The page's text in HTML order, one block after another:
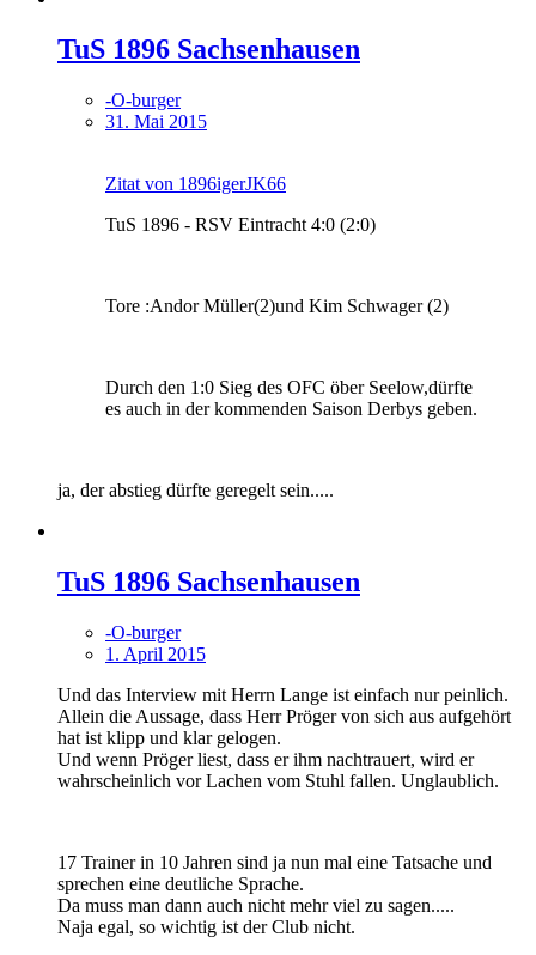
TuS 1896 Sachsenhausen
-O-burger
31. Mai 2015
Zitat von 1896igerJK66
TuS 1896 - RSV Eintracht 4:0 (2:0)
Tore :Andor Müller(2)und Kim Schwager (2)
Durch den 1:0 Sieg des OFC öber Seelow,dürfte
es auch in der kommenden Saison Derbys geben.
ja, der abstieg dürfte geregelt sein.....
TuS 1896 Sachsenhausen
-O-burger
1. April 2015
Und das Interview mit Herrn Lange ist einfach nur peinlich.
Allein die Aussage, dass Herr Pröger von sich aus aufgehört
hat ist klipp und klar gelogen.
Und wenn Pröger liest, dass er ihm nachtrauert, wird er
wahrscheinlich vor Lachen vom Stuhl fallen. Unglaublich.
17 Trainer in 10 Jahren sind ja nun mal eine Tatsache und
sprechen eine deutliche Sprache.
Da muss man dann auch nicht mehr viel zu sagen.....
Naja egal, so wichtig ist der Club nicht.